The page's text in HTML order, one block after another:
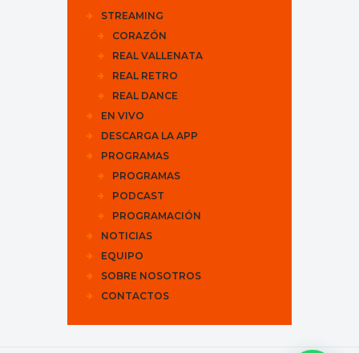
STREAMING
CORAZÓN
REAL VALLENATA
REAL RETRO
REAL DANCE
EN VIVO
DESCARGA LA APP
PROGRAMAS
PROGRAMAS
PODCAST
PROGRAMACIÓN
NOTICIAS
EQUIPO
SOBRE NOSOTROS
CONTACTOS